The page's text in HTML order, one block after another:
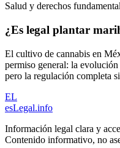
Salud y derechos
¿Es legal plantar
El cultivo de cannabis en
permiso general: la
pero la regulación completa
EL
esLegal.info
Información legal clara y
Contenido informativo, no